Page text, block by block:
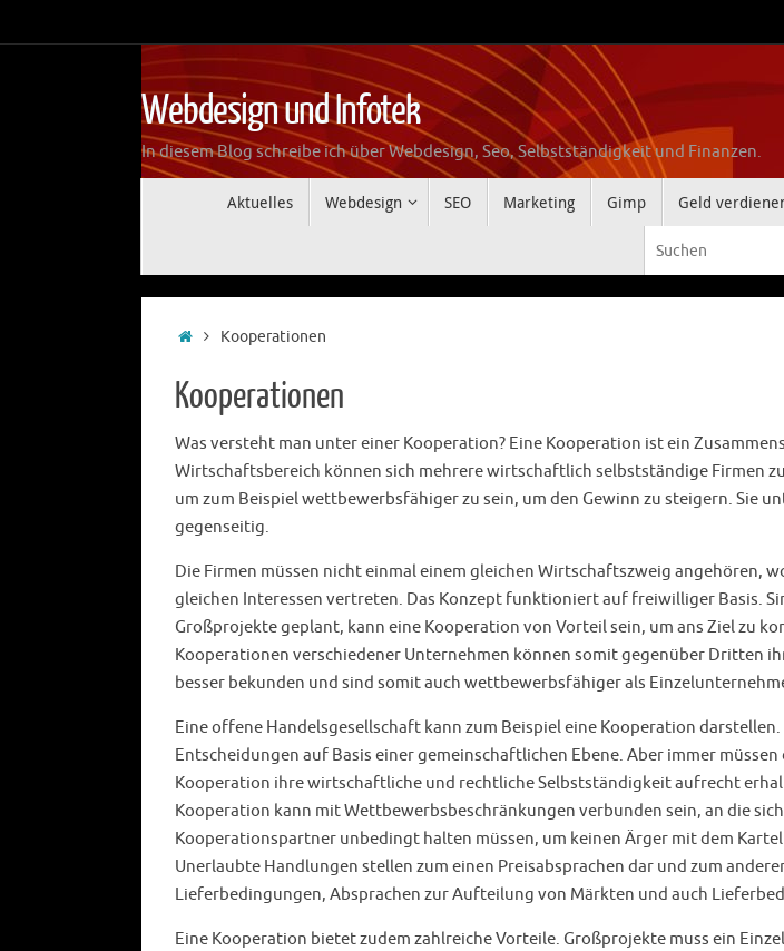
Inhalt
Webdesign und Infotek
In diesem Blog schreibe ich über Webdesign, Seo, Selbstständigkeit und Finanzen.
Aktuelles Webdesign SEO Marketing Gimp Geld
StartKooperationen
Kooperationen
Was versteht man unter einer Kooperation? Eine Kooperation ist ein
Wirtschaftsbereich können sich mehrere wirtschaftlich selbstständige Firmen
um zum Beispiel wettbewerbsfähiger zu sein, um den Gewinn zu steigern. Sie
gegenseitig.
Die Firmen müssen nicht einmal einem gleichen Wirtschaftszweig angehören,
gleichen Interessen vertreten. Das Konzept funktioniert auf freiwilliger Basis.
Großprojekte geplant, kann eine Kooperation von Vorteil sein, um ans Ziel zu
Kooperationen verschiedener Unternehmen können somit gegenüber Dritten
besser bekunden und sind somit auch wettbewerbsfähiger als
Eine offene Handelsgesellschaft kann zum Beispiel eine Kooperation
Entscheidungen auf Basis einer gemeinschaftlichen Ebene. Aber immer
Kooperation ihre wirtschaftliche und rechtliche Selbstständigkeit aufrecht
Kooperation kann mit Wettbewerbsbeschränkungen verbunden sein, an die
Kooperationspartner unbedingt halten müssen, um keinen Ärger mit dem
Unerlaubte Handlungen stellen zum einen Preisabsprachen dar und zum
Lieferbedingungen, Absprachen zur Aufteilung von Märkten und auch
Eine Kooperation bietet zudem zahlreiche Vorteile. Großprojekte muss ein